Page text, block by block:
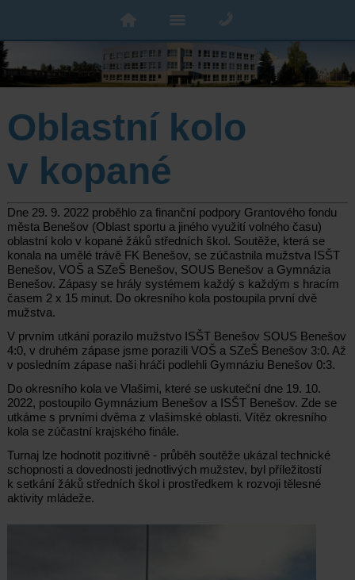
Oblastní kolo
v kopané
Dne 29. 9. 2022 proběhlo za finanční podpory Grantového fondu
města Benešov (Oblast sportu a jiného využití volného času)
oblastní kolo v kopané žáků středních škol. Soutěže, která se
konala na umělé trávě FK Benešov, se zúčastnila mužstva ISŠT
Benešov, VOŠ a SZeŠ Benešov, SOUS Benešov a Gymnázia
Benešov. Zápasy se hrály systémem každý s každým s hracím
časem 2 x 15 minut. Do okresního kola postoupila první dvě
mužstva.
V prvním utkání porazilo mužstvo ISŠT Benešov SOUS Benešov
4:0, v druhém zápase jsme porazili VOŠ a SZeŠ Benešov 3:0. Až
v posledním zápase naši hráči podlehli Gymnáziu Benešov 0:3.
Do okresního kola ve Vlašimi, které se uskuteční dne 19. 10.
2022, postoupilo Gymnázium Benešov a ISŠT Benešov. Zde se
utkáme s prvními dvěma z vlašimské oblasti. Vítěz okresního
kola se zúčastní krajského finále.
Turnaj lze hodnotit pozitivně - průběh soutěže ukázal technické
schopnosti a dovednosti jednotlivých mužstev, byl příležitostí
k setkání žáků středních škol i prostředkem k rozvoji tělesné
aktivity mládeže.